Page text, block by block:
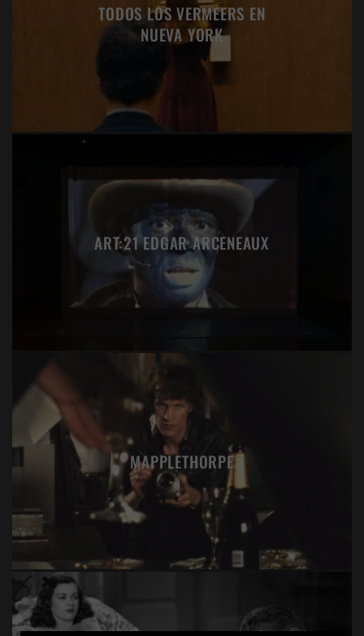
TODOS LOS VERMEERS EN
NUEVA YORK
ART:21 EDGAR ARCENEAUX
MAPPLETHORPE